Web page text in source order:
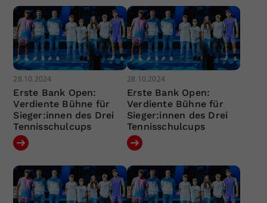
28.10.2024
Erste Bank Open:
Verdiente Bühne für
Sieger:innen des Drei
Tennisschulcups
28.10.2024
Erste Bank Open:
Verdiente Bühne für
Sieger:innen des Drei
Tennisschulcups